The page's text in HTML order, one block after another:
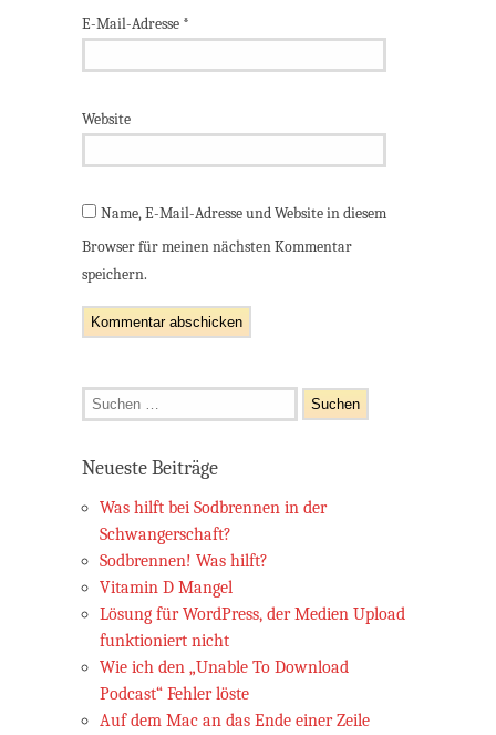
E-Mail-Adresse *
Website
Name, E-Mail-Adresse und Website in diesem
Browser für meinen nächsten Kommentar
speichern.
Suchen
nach:
Neueste Beiträge
Was hilft bei Sodbrennen in der
Schwangerschaft?
Sodbrennen! Was hilft?
Vitamin D Mangel
Lösung für WordPress, der Medien Upload
funktioniert nicht
Wie ich den „Unable To Download
Podcast“ Fehler löste
Auf dem Mac an das Ende einer Zeile